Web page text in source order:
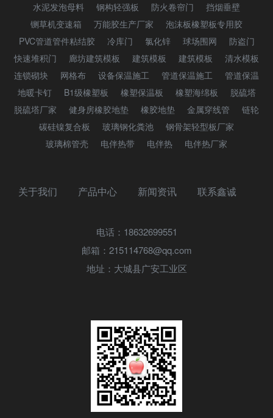
水泥发泡母料
钢构轻强板 防火卷帘门
挡烟垂壁
铡草机变速箱
万能胶生产厂家
泡沫板橡塑板专用胶
PVC管道管件粘结胶
冷库门 氯化锌 球场围网
防盗门
快速堆积门
廊坊建筑模板 建筑模板 建筑模板
清水模板
连锁砌块
网格布 设备保温施工 管道保温施工
管道保温
地暖卡钉
B1级橡塑板 橡塑保温板 橡塑海绵板
脱硫塔
脱硫塔厂家
健身房橡胶地垫 橡胶地垫 金属穿线管
链轮
碳硅镍复合板
玻璃钢化粪池
钢骨架轻型板厂家
玻璃棉管壳
电伴热带 电伴热 电伴热厂家
关于我们 产品中心 新闻资讯 联系鑫诚
电话：18632699551
邮箱：215114768@qq.com
地址：大城县广安工业区